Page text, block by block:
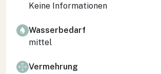
Keine Informationen
Wasserbedarf
mittel
Vermehrung